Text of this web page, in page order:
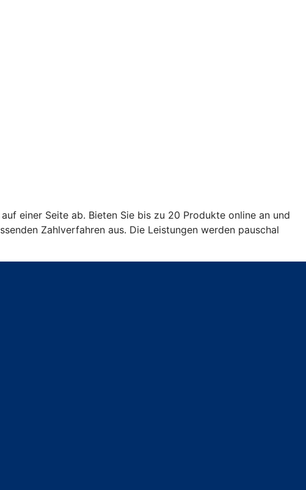
einer Seite ab. Bieten Sie bis zu 20 Produkte online an und
Zahlverfahren aus. Die Leistungen werden pauschal